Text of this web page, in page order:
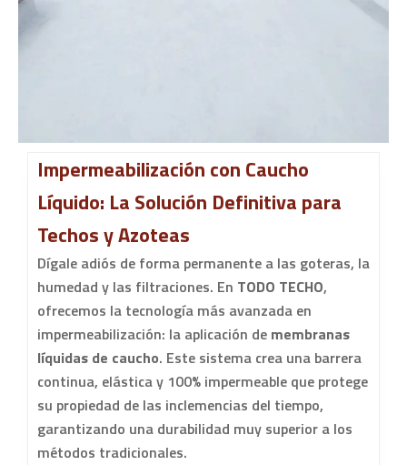
Impermeabilización con Caucho
Líquido: La Solución Definitiva para
Techos y Azoteas
Dígale adiós de forma permanente a las goteras, la
humedad y las filtraciones. En TODO TECHO,
ofrecemos la tecnología más avanzada en
impermeabilización: la aplicación de membranas
líquidas de caucho. Este sistema crea una barrera
continua, elástica y 100% impermeable que protege
su propiedad de las inclemencias del tiempo,
garantizando una durabilidad muy superior a los
métodos tradicionales.